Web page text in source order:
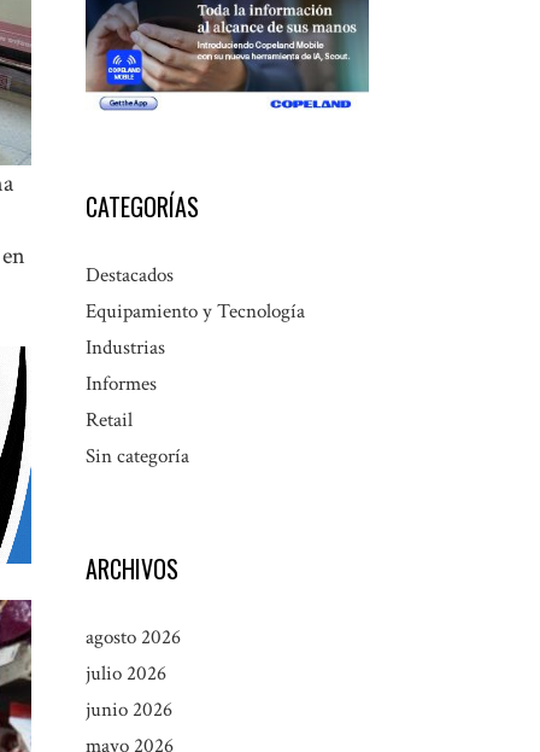
CATEGORÍAS
Destacados
Equipamiento y Tecnología
Industrias
Informes
Retail
Sin categoría
ARCHIVOS
agosto 2026
julio 2026
junio 2026
mayo 2026